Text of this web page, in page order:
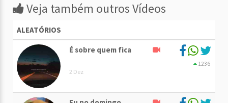
Veja também outros Vídeos
ALEATÓRIOS
É sobre quem fica
2 Dez
1236